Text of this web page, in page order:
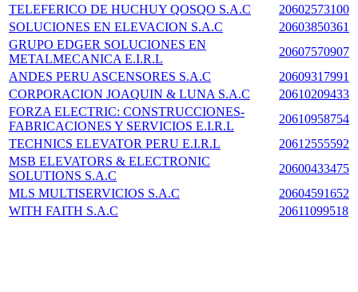
TELEFERICO DE HUCHUY QOSQO S.A.C
20602573100
SOLUCIONES EN ELEVACION S.A.C
20603850361
GRUPO EDGER SOLUCIONES EN
METALMECANICA E.I.R.L
20607570907
ANDES PERU ASCENSORES S.A.C
20609317991
CORPORACION JOAQUIN & LUNA S.A.C
20610209433
FORZA ELECTRIC: CONSTRUCCIONES-
FABRICACIONES Y SERVICIOS E.I.R.L
20610958754
TECHNICS ELEVATOR PERU E.I.R.L
20612555592
MSB ELEVATORS & ELECTRONIC
SOLUTIONS S.A.C
20600433475
MLS MULTISERVICIOS S.A.C
20604591652
WITH FAITH S.A.C
20611099518